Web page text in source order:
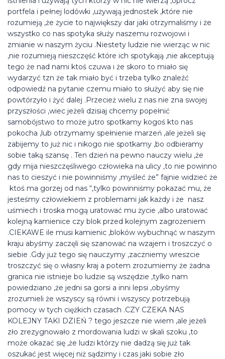
portfela i pełnej lodówki ,używają jednostek ,które nie
rozumieją ,że życie to największy dar jaki otrzymaliśmy i że
wszystko co nas spotyka służy naszemu rozwojowi i
zmianie w naszym życiu .Niestety ludzie nie wierząc w nic
,nie rozumieją nieszczęść które ich spotykają ,nie akceptują
tego że nad nami ktoś czuwa i że skoro to miało się
wydarzyć tzn że tak miało być i trzeba tylko znaleźć
odpowiedź na pytanie czemu miało to służyć aby się nie
powtórzyło i żyć dalej .Przecież wielu z nas nie zna swojej
przyszłości ,wiec jeżeli dzisiaj chcemy popełnić
samobójstwo to może jutro spotkamy kogoś kto nas
pokocha ,lub otrzymamy spełnienie marzeń ,ale jeżeli się
zabijemy to już nic i nikogo nie spotkamy ,bo odbieramy
sobie taką szansę . Ten dzień na pewno nauczy wielu ,że
gdy mija nieszczęśliwego człowieka na ulicy ,to nie powinno
nas to cieszyć i nie powinniśmy ,myśleć że” fajnie widzieć że
ktoś ma gorzej od nas “,tylko powinniśmy pokazać mu, że
jesteśmy człowiekiem z problemami jak każdy i że nasz
uśmiech i troska mogą uratować mu życie ,albo uratować
kolejną kamienice czy blok przed kolejnym zagrożeniem
.CIEKAWE ile musi kamienic ,bloków wybuchnąć w naszym
kraju abyśmy zaczęli się szanować na wzajem i troszczyć o
siebie .Gdy już tego się nauczymy ,zaczniemy wreszcie
troszczyć się o własny kraj a potem zrozumiemy że żadna
granica nie istnieje bo ludzie są wszędzie ,tylko nam
powiedziano ,że jedni sa gorsi a inni lepsi ,obyśmy
zrozumieli że wszyscy są równi i wszyscy potrzebują
pomocy w tych ciężkich czasach .CZY CZEKA NAS
KOLEJNY TAKI DZIEŃ ? tego jeszcze nie wiem ,ale jeżeli
zło zrezygnowało z mordowania ludzi w skali szoku ,to
może okazać się ,że ludzi którzy nie dadzą się już tak
oszukać jest więcej niż sądzimy i czas jaki sobie zło